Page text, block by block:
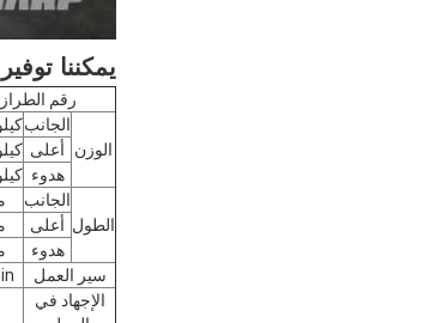
يمكننا
رقم الطراز
الوزن
الجانب
أعلى
هدوء
الطول
الجانب
أعلى
هدوء
سير العمل
الإجهاد في